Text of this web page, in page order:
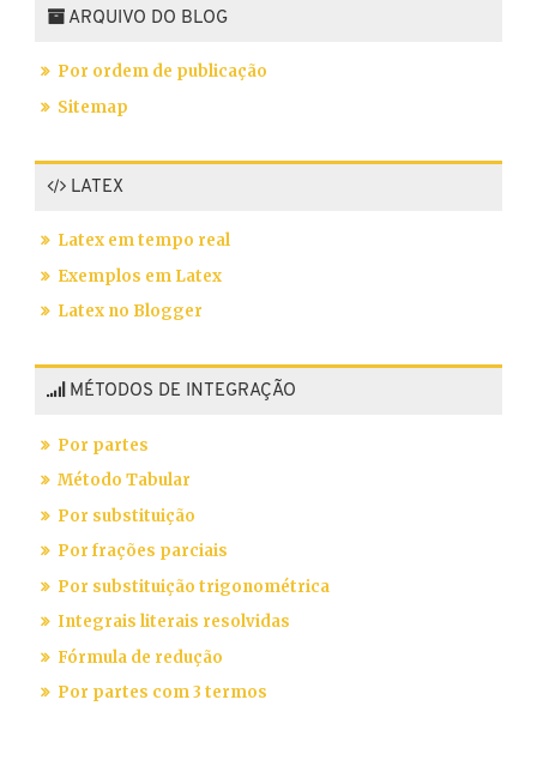
ARQUIVO DO BLOG
Por ordem de publicação
Sitemap
LATEX
Latex em tempo real
Exemplos em Latex
Latex no Blogger
MÉTODOS DE INTEGRAÇÃO
Por partes
Método Tabular
Por substituição
Por frações parciais
Por substituição trigonométrica
Integrais literais resolvidas
Fórmula de redução
Por partes com 3 termos